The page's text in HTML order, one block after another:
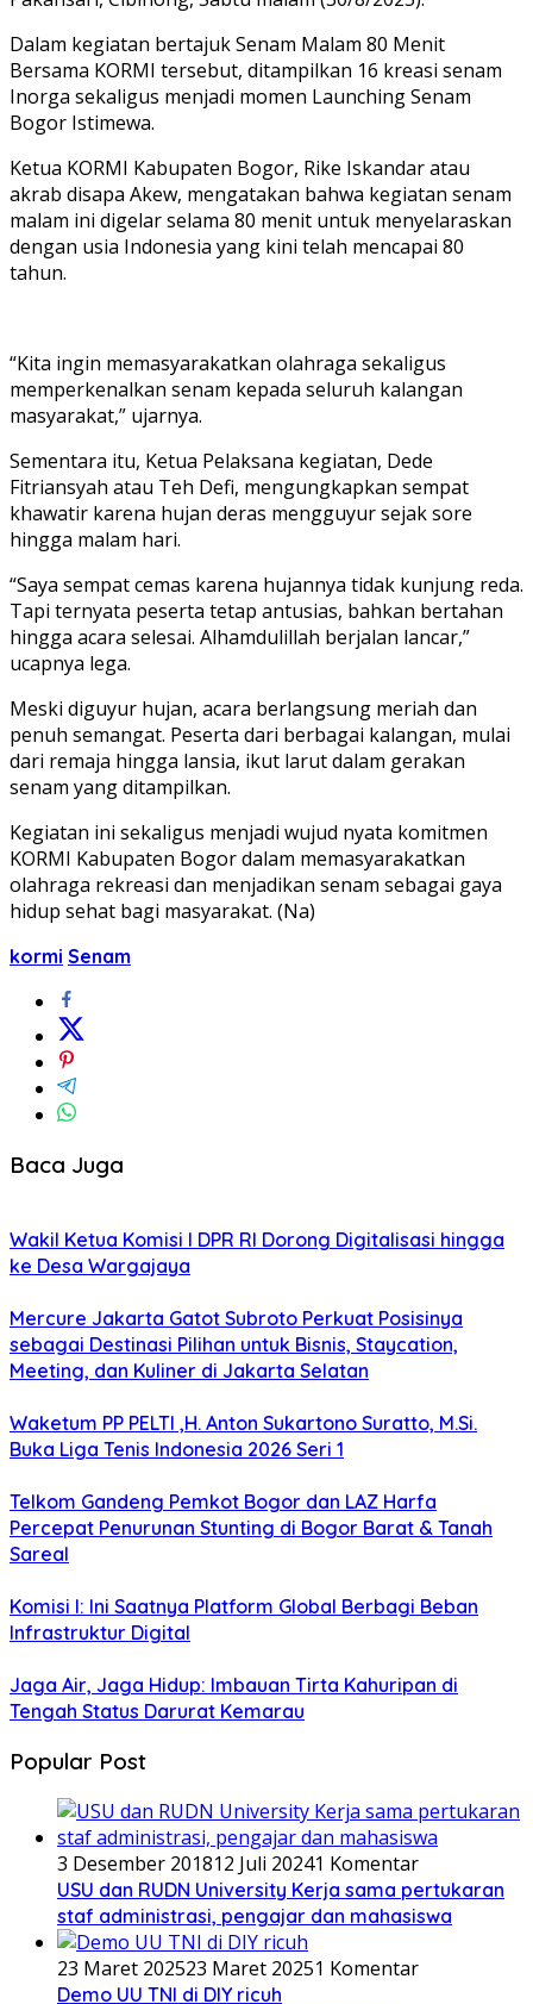
Dalam kegiatan bertajuk Senam Malam 80 Menit
Bersama KORMI tersebut, ditampilkan 16 kreasi senam
Inorga sekaligus menjadi momen Launching Senam
Bogor Istimewa.
Ketua KORMI Kabupaten Bogor, Rike Iskandar atau
akrab disapa Akew, mengatakan bahwa kegiatan senam
malam ini digelar selama 80 menit untuk menyelaraskan
dengan usia Indonesia yang kini telah mencapai 80
tahun.
“Kita ingin memasyarakatkan olahraga sekaligus
memperkenalkan senam kepada seluruh kalangan
masyarakat,” ujarnya.
Sementara itu, Ketua Pelaksana kegiatan, Dede
Fitriansyah atau Teh Defi, mengungkapkan sempat
khawatir karena hujan deras mengguyur sejak sore
hingga malam hari.
“Saya sempat cemas karena hujannya tidak kunjung reda.
Tapi ternyata peserta tetap antusias, bahkan bertahan
hingga acara selesai. Alhamdulillah berjalan lancar,”
ucapnya lega.
Meski diguyur hujan, acara berlangsung meriah dan
penuh semangat. Peserta dari berbagai kalangan, mulai
dari remaja hingga lansia, ikut larut dalam gerakan
senam yang ditampilkan.
Kegiatan ini sekaligus menjadi wujud nyata komitmen
KORMI Kabupaten Bogor dalam memasyarakatkan
olahraga rekreasi dan menjadikan senam sebagai gaya
hidup sehat bagi masyarakat. (Na)
kormi Senam
Baca Juga
Wakil Ketua Komisi I DPR RI Dorong Digitalisasi hingga
ke Desa Wargajaya
Mercure Jakarta Gatot Subroto Perkuat Posisinya
sebagai Destinasi Pilihan untuk Bisnis, Staycation,
Meeting, dan Kuliner di Jakarta Selatan
Waketum PP PELTI ,H. Anton Sukartono Suratto, M.Si.
Buka Liga Tenis Indonesia 2026 Seri 1
Telkom Gandeng Pemkot Bogor dan LAZ Harfa
Percepat Penurunan Stunting di Bogor Barat & Tanah
Sareal
Komisi I: Ini Saatnya Platform Global Berbagi Beban
Infrastruktur Digital
Jaga Air, Jaga Hidup: Imbauan Tirta Kahuripan di
Tengah Status Darurat Kemarau
Popular Post
3 Desember 201812 Juli 20241 Komentar
USU dan RUDN University Kerja sama pertukaran
staf administrasi, pengajar dan mahasiswa
23 Maret 202523 Maret 20251 Komentar
Demo UU TNI di DIY ricuh